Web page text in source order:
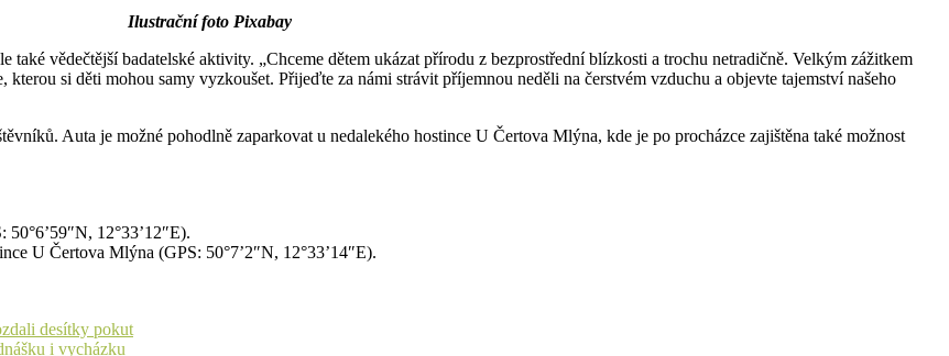
Ilustrační foto Pixabay
také vědečtější badatelské aktivity. „Chceme dětem ukázat přírodu z bezprostřední blízkosti a trochu netradičně. Velkým zážitkem
si děti mohou samy vyzkoušet. Přijeďte za námi strávit příjemnou neděli na čerstvém vzduchu a objevte tajemství našeho
Auta je možné pohodlně zaparkovat u nedalekého hostince U Čertova Mlýna, kde je po procházce zajištěna také možnost
12°33’12″E).
U Čertova Mlýna (GPS: 50°7’2″N, 12°33’14″E).
desítky pokut
i vycházku